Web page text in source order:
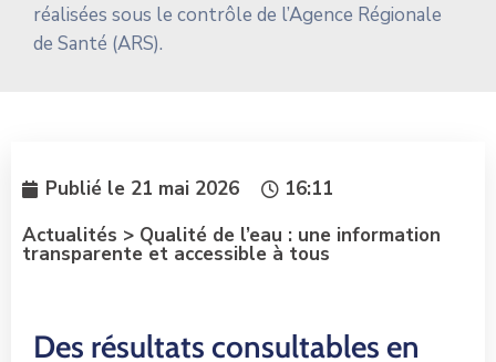
réalisées sous le contrôle de l’Agence Régionale
de Santé (ARS).
Publié le 21 mai 2026
16:11
Actualités > Qualité de l’eau : une information
transparente et accessible à tous
Des résultats consultables en